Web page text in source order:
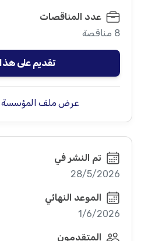
عدد المناقصات
8 مناقصة
تقديم على
عرض ملف المؤسسة
تم النشر في
28/5/2026
الموعد النهائي
1/6/2026
المتقدمون